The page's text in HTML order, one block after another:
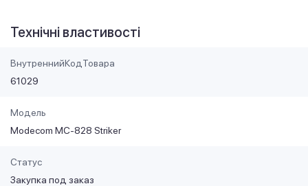
Технічні властивості
ВнутреннийКодТовара
61029
Модель
Modecom MC-828 Striker
Статус
Закупка под заказ